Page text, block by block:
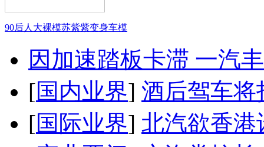
90后人大裸模苏紫紫变身车模
因加速踏板卡滞 一汽
[国内业界] 酒后驾车将
[国际业界] 北汽欲香港